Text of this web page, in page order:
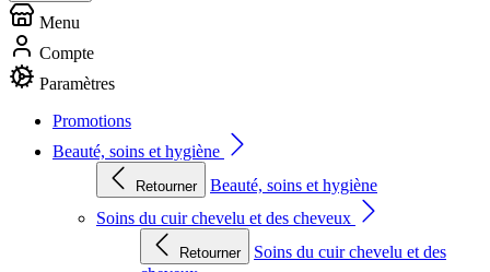
Menu
Compte
Paramètres
Promotions
Beauté, soins et hygiène
Retourner
Beauté, soins et hygiène
Soins du cuir chevelu et des cheveux
Retourner
Soins du cuir chevelu et des